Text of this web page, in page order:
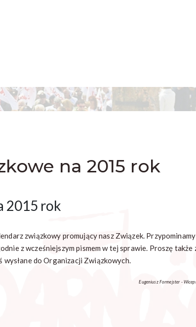
na 2015 rok
2015 rok
związkowy promujący nasz Związek.
z wcześniejszym pismem w tej sprawie. Proszę także
wysłane do Organizacji Związkowych.
Eugeniusz Formejster -